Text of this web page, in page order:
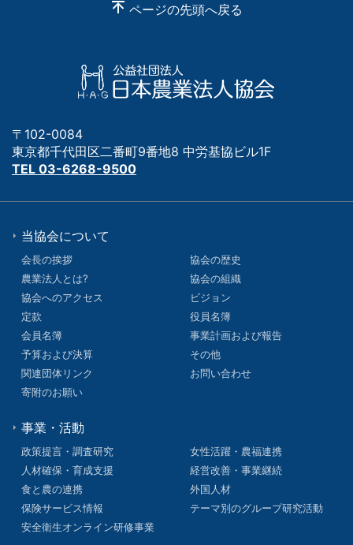
ページの先頭へ戻る
〒102-0084
東京都千代田区二番町9番地8 中労基協ビル1F
TEL 03-6268-9500
当協会について
会長の挨拶
協会の歴史
農業法人とは?
協会の組織
協会へのアクセス
ビジョン
定款
役員名簿
会員名簿
事業計画および報告
予算および決算
その他
関連団体リンク
お問い合わせ
寄附のお願い
事業・活動
政策提言・調査研究
女性活躍・農福連携
人材確保・育成支援
経営改善・事業継続
食と農の連携
外国人材
保険サービス情報
テーマ別のグループ研究活動
安全衛生オンライン研修事業